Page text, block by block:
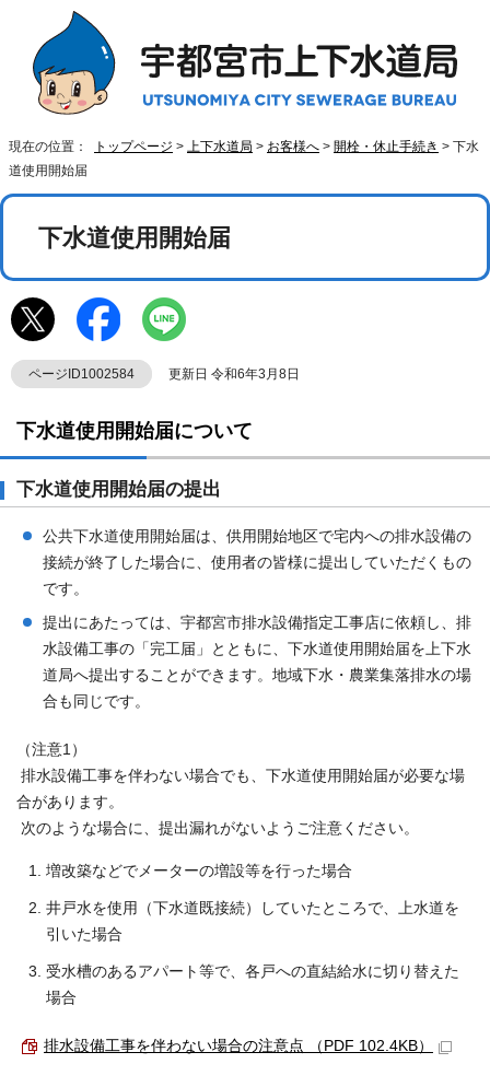
現在の位置： トップページ > 上下水道局 > お客様へ > 開栓・休止手続き > 下水
道使用開始届
下水道使用開始届
ページID1002584 更新日 令和6年3月8日
下水道使用開始届について
下水道使用開始届の提出
公共下水道使用開始届は、供用開始地区で宅内への排水設備の
接続が終了した場合に、使用者の皆様に提出していただくもの
です。
提出にあたっては、宇都宮市排水設備指定工事店に依頼し、排
水設備工事の「完工届」とともに、下水道使用開始届を上下水
道局へ提出することができます。地域下水・農業集落排水の場
合も同じです。
（注意1）
排水設備工事を伴わない場合でも、下水道使用開始届が必要な場
合があります。
次のような場合に、提出漏れがないようご注意ください。
増改築などでメーターの増設等を行った場合
井戸水を使用（下水道既接続）していたところで、上水道を
引いた場合
受水槽のあるアパート等で、各戸への直結給水に切り替えた
場合
排水設備工事を伴わない場合の注意点 （PDF 102.4KB）